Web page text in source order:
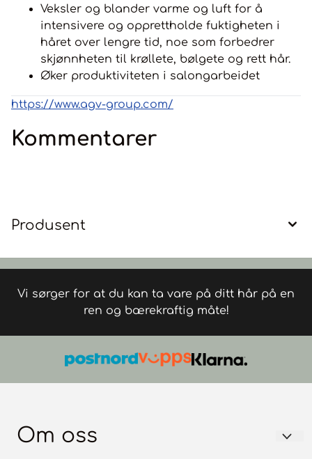
Veksler og blander varme og luft for å
intensivere og opprettholde fuktigheten i
håret over lengre tid, noe som forbedrer
skjønnheten til krøllete, bølgete og rett hår.
Øker produktiviteten i salongarbeidet
https://www.agv-group.com/
Kommentarer
Produsent
Vi sørger for at du kan ta vare på ditt hår på en
ren og bærekraftig måte!
Om oss